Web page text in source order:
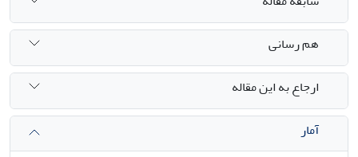
هم رسانی
ارجاع به این مقاله
آمار